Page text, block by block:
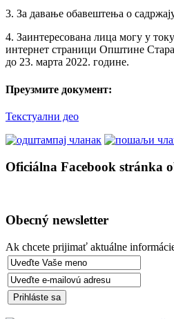
3. За давање обавештења о
4. Заинтересована лица могу у
интернет страници Општине Стара
до 23. марта 2022. године.
Преузмите документ:
Текстуални део
Oficiálna Facebook stránka
Obecný newsletter
Ak chcete prijimať aktuálne